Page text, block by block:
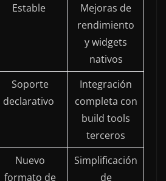
Estable
Mejoras de
rendimiento
y widgets
nativos
Soporte
declarativo
Integración
completa con
build tools
terceros
Nuevo
formato de
Simplificación
de